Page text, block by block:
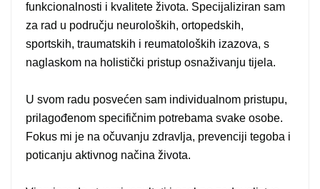
funkcionalnosti i kvalitete života. Specijaliziran sam
za rad u području neuroloških, ortopedskih,
sportskih, traumatskih i reumatoloških izazova, s
naglaskom na holistički pristup osnaživanju tijela.
U svom radu posvećen sam individualnom pristupu,
prilagođenom specifičnim potrebama svake osobe.
Fokus mi je na očuvanju zdravlja, prevenciji tegoba i
poticanju aktivnog načina života.